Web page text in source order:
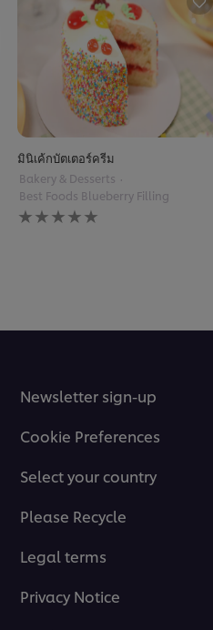
มินิเค้กบัตเตอร์ครีม
Bakery & Desserts
Best Foods Blueberry Filling
No
ratings
Newsletter sign-up
Cookie Preferences
Select your country
Please Recycle
Legal terms
Privacy Notice